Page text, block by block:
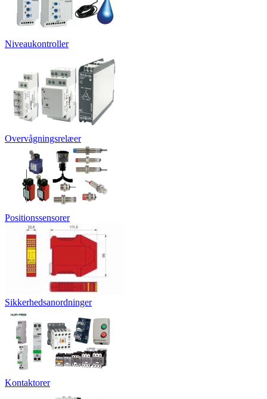
Niveaukontroller
Overvågningsrelæer
Positionssensorer
Sikkerhedsanordninger
Kontaktorer